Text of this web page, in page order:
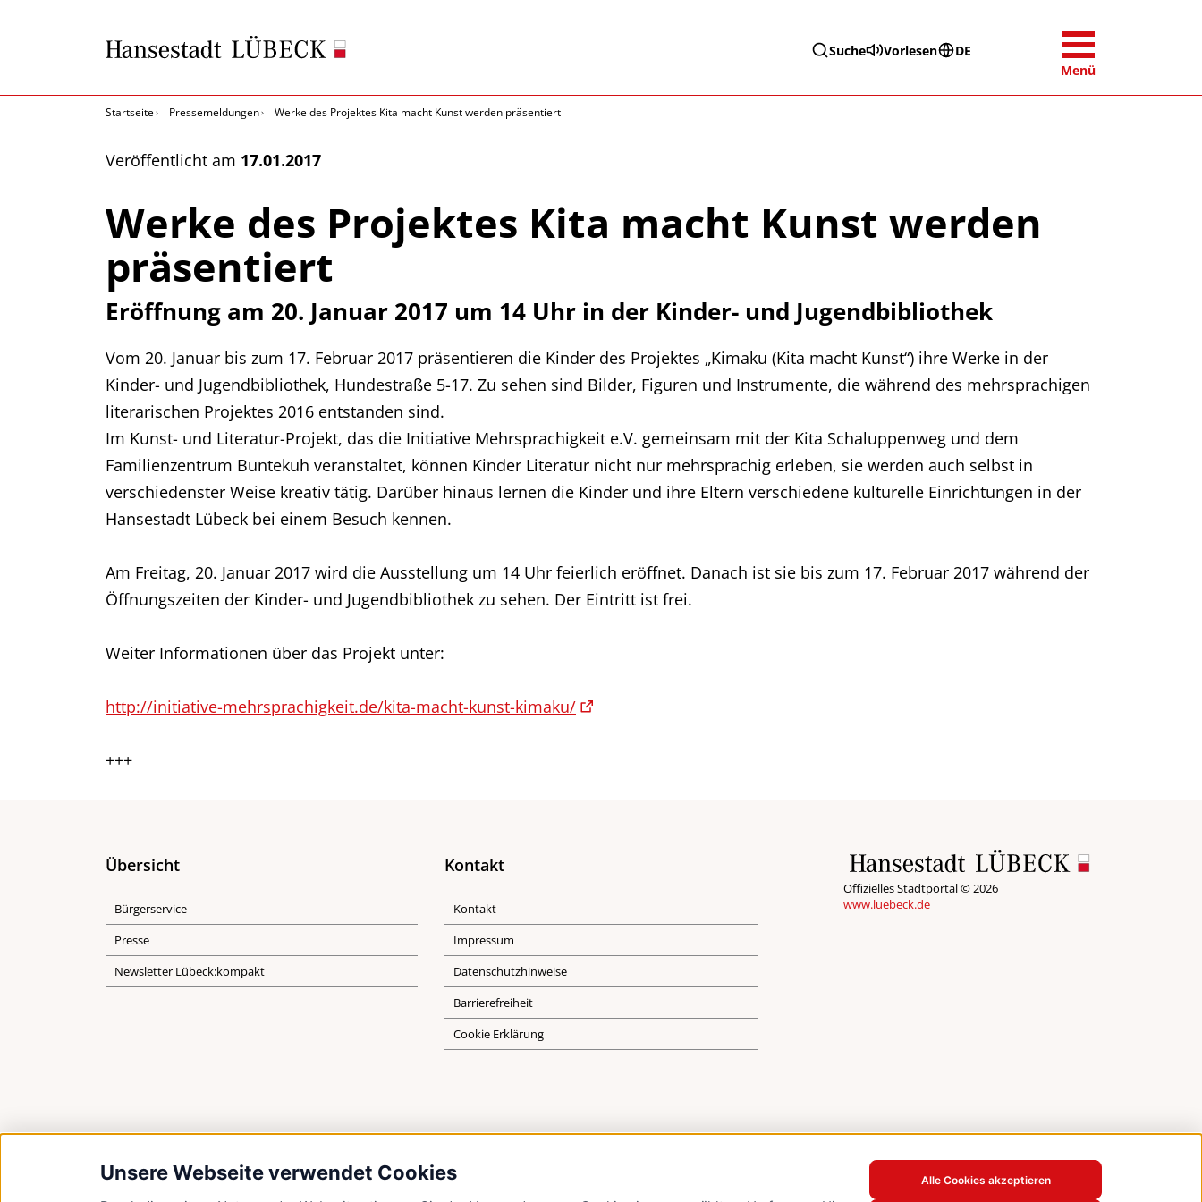
Unsere Webseite verwendet Cookies Alle Cookies akzeptieren
Suche Vorlesen
DE
Menü
Startseite Pressemeldungen Werke des Projektes Kita macht Kunst werden präsentiert
Veröffentlicht am 17.01.2017
Werke des Projektes Kita macht Kunst werden
präsentiert
Eröffnung am 20. Januar 2017 um 14 Uhr in der Kinder- und Jugendbibliothek
Vom 20. Januar bis zum 17. Februar 2017 präsentieren die Kinder des Projektes „Kimaku (Kita macht Kunst“) ihre Werke in der
Kinder- und Jugendbibliothek, Hundestraße 5-17. Zu sehen sind Bilder, Figuren und Instrumente, die während des mehrsprachigen
literarischen Projektes 2016 entstanden sind.
Im Kunst- und Literatur-Projekt, das die Initiative Mehrsprachigkeit e.V. gemeinsam mit der Kita Schaluppenweg und dem
Familienzentrum Buntekuh veranstaltet, können Kinder Literatur nicht nur mehrsprachig erleben, sie werden auch selbst in
verschiedenster Weise kreativ tätig. Darüber hinaus lernen die Kinder und ihre Eltern verschiedene kulturelle Einrichtungen in der
Hansestadt Lübeck bei einem Besuch kennen.
Am Freitag, 20. Januar 2017 wird die Ausstellung um 14 Uhr feierlich eröffnet. Danach ist sie bis zum 17. Februar 2017 während der
Öffnungszeiten der Kinder- und Jugendbibliothek zu sehen. Der Eintritt ist frei.
Weiter Informationen über das Projekt unter:
http://initiative-mehrsprachigkeit.de/kita-macht-kunst-kimaku/
+++
Übersicht
Bürgerservice
Presse
Newsletter Lübeck:kompakt
Kontakt
Kontakt
Impressum
Datenschutzhinweise
Barrierefreiheit
Cookie Erklärung
Offizielles Stadtportal © 2026
www.luebeck.de